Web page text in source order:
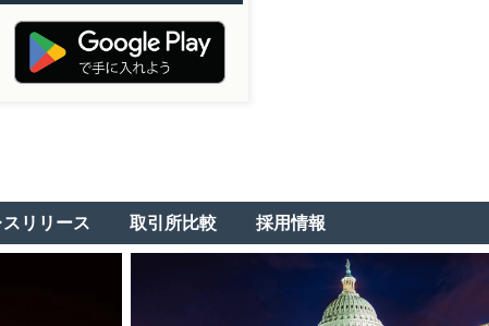
スリリース 取引所比較 採用情報